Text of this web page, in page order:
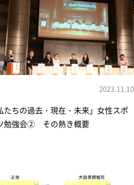
2023.11.10
たちの過去・現在・未来」女性スポ
勉強会② その熱き概要